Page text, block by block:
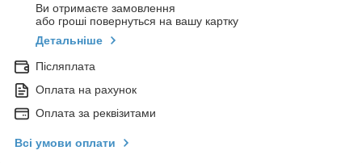
Ви отримаєте замовлення
або гроші повернуться на вашу картку
Детальніше
Післяплата
Оплата на рахунок
Оплата за реквізитами
Всі умови оплати